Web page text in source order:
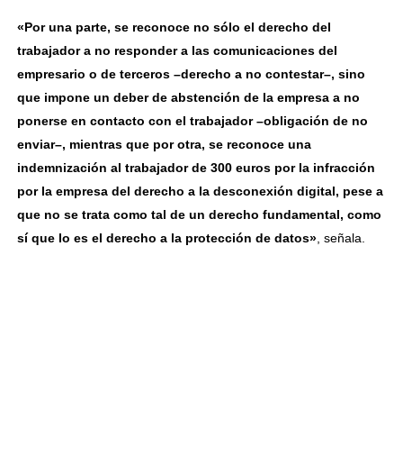
«Por una parte, se reconoce no sólo el derecho del
trabajador a no responder a las comunicaciones del
empresario o de terceros –derecho a no contestar–, sino
que impone un deber de abstención de la empresa a no
ponerse en contacto con el trabajador –obligación de no
enviar–, mientras que por otra, se reconoce una
indemnización al trabajador de 300 euros por la infracción
por la empresa del derecho a la desconexión digital, pese a
que no se trata como tal de un derecho fundamental, como
sí que lo es el derecho a la protección de datos», señala.